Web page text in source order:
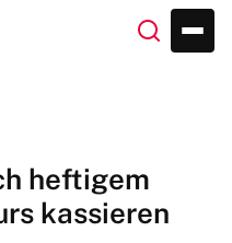
heftigem
kassieren